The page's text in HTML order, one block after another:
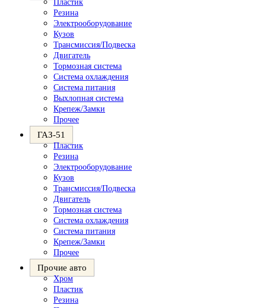
Пластик
Резина
Электрооборудование
Кузов
Трансмиссия/Подвеска
Двигатель
Тормозная система
Система охлаждения
Система питания
Выхлопная система
Крепеж/Замки
Прочее
ГАЗ-51
Пластик
Резина
Электрооборудование
Кузов
Трансмиссия/Подвеска
Двигатель
Тормозная система
Система охлаждения
Система питания
Крепеж/Замки
Прочее
Прочие авто
Хром
Пластик
Резина